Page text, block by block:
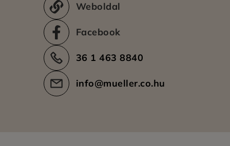
Weboldal
Facebook
36 1 463 8840
info@mueller.co.hu